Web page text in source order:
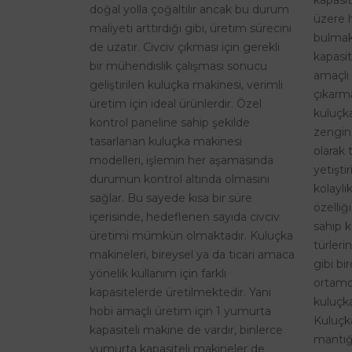
doğal yolla çoğaltılır ancak bu durum
maliyeti arttırdığı gibi, üretim sürecini
de uzatır. Civciv çıkması için gerekli
bir mühendislik çalışması sonucu
geliştirilen kuluçka makinesi, verimli
üretim için ideal ürünlerdir. Özel
kontrol paneline sahip şekilde
tasarlanan kuluçka makinesi
modelleri, işlemin her aşamasında
durumun kontrol altında olmasını
sağlar. Bu sayede kısa bir süre
içerisinde, hedeflenen sayıda civciv
üretimi mümkün olmaktadır. Kuluçka
makineleri, bireysel ya da ticari amaca
yönelik kullanım için farklı
kapasitelerde üretilmektedir. Yani
hobi amaçlı üretim için 1 yumurta
kapasiteli makine de vardır, binlerce
yumurta kapasiteli makineler de
üzere
olarak
sahip
gibi